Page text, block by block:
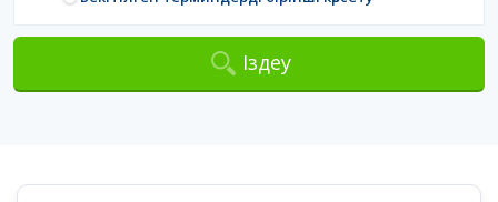
Іздеу